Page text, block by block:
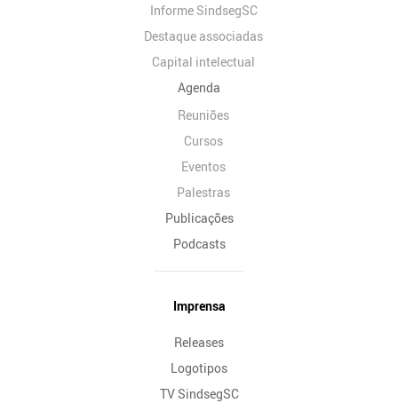
Informe SindsegSC
Destaque associadas
Capital intelectual
Agenda
Reuniões
Cursos
Eventos
Palestras
Publicações
Podcasts
Imprensa
Releases
Logotipos
TV SindsegSC